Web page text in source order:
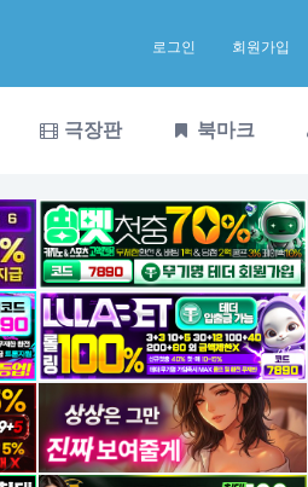
로그인 회원가입
극장판 북마크